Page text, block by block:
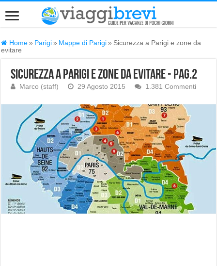
Home » Parigi » Mappe di Parigi » Sicurezza a Parigi e zone da
evitare
Sicurezza a Parigi e zone da evitare - Pag.2
Marco (staff) 29 Agosto 2015 1.381 Commenti